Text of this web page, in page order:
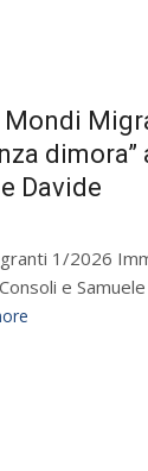
Mondi
dimora”
Davide
1/2026
e Samuele